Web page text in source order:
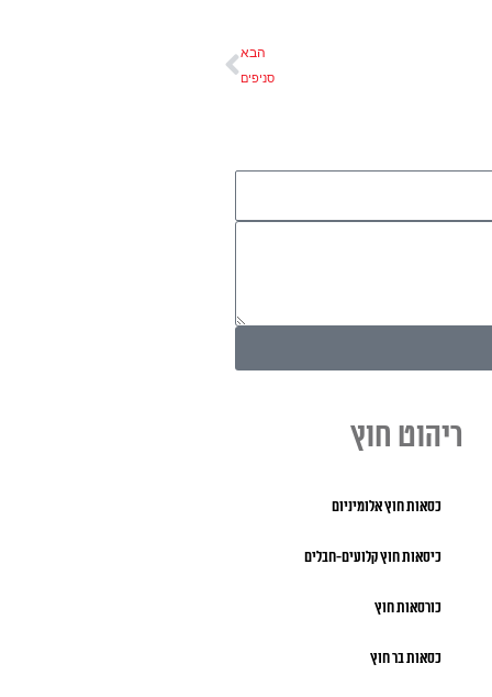
הבא
סניפים
הבא
ריהוט חוץ
כסאות חוץ אלומיניום
כיסאות חוץ קלועים-חבלים
כורסאות חוץ
כסאות בר חוץ